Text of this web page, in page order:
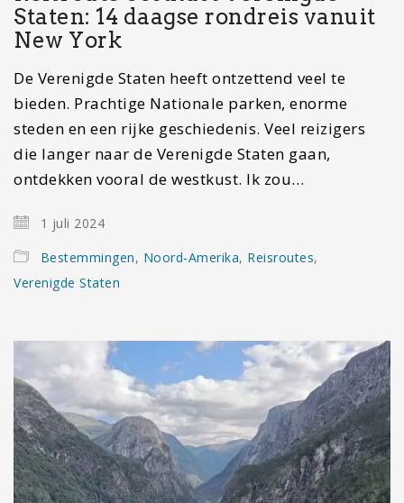
Staten: 14 daagse rondreis vanuit
New York
De Verenigde Staten heeft ontzettend veel te
bieden. Prachtige Nationale parken, enorme
steden en een rijke geschiedenis. Veel reizigers
die langer naar de Verenigde Staten gaan,
ontdekken vooral de westkust. Ik zou…
1 juli 2024
Bestemmingen, Noord-Amerika, Reisroutes,
Verenigde Staten